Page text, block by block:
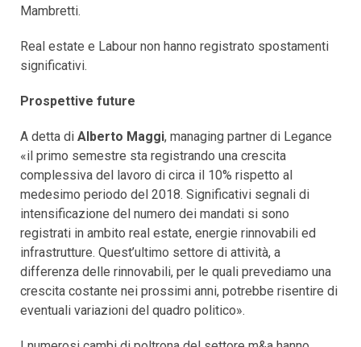
Mambretti.
Real estate e Labour non hanno registrato spostamenti
significativi.
Prospettive future
A detta di Alberto Maggi, managing partner di Legance
«il primo semestre sta registrando una crescita
complessiva del lavoro di circa il 10% rispetto al
medesimo periodo del 2018. Significativi segnali di
intensificazione del numero dei mandati si sono
registrati in ambito real estate, energie rinnovabili ed
infrastrutture. Quest’ultimo settore di attività, a
differenza delle rinnovabili, per le quali prevediamo una
crescita costante nei prossimi anni, potrebbe risentire di
eventuali variazioni del quadro politico».